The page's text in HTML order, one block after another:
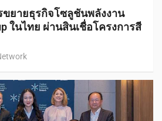
ยายธุรกิจโซลูชันพลังงาน
ในไทย ผ่านสินเชื่อโครงการสี